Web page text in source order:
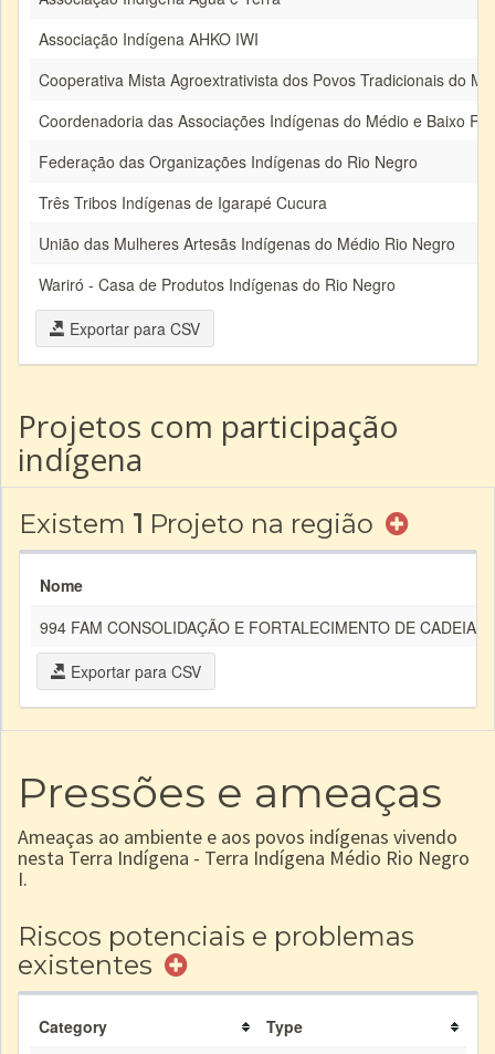
Associação Indígena AHKO IWI
Cooperativa Mista Agroextrativista dos Povos Tradicionais do
Coordenadoria das Associações Indígenas do Médio e Baixo
Federação das Organizações Indígenas do Rio Negro
Três Tribos Indígenas de Igarapé Cucura
União das Mulheres Artesãs Indígenas do Médio Rio Negro
Wariró - Casa de Produtos Indígenas do Rio Negro
Exportar para CSV
Projetos com participação
indígena
Existem 1 Projeto na região
Nome
994 FAM CONSOLIDAÇÃO E FORTALECIMENTO DE CADEIAS
Exportar para CSV
Pressões e ameaças
Ameaças ao ambiente e aos povos indígenas vivendo
nesta Terra Indígena - Terra Indígena Médio Rio Negro
I.
Riscos potenciais e problemas
existentes
Category
Type